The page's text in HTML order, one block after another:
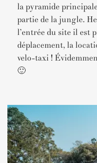
la pyramide
partie de la jungle.
l’entrée du site il est
déplacement, la
velo-taxi !
🙂